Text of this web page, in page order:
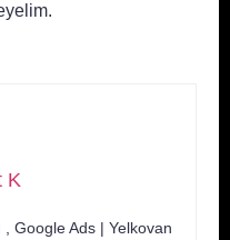
K
, Google Ads | Yelkovan